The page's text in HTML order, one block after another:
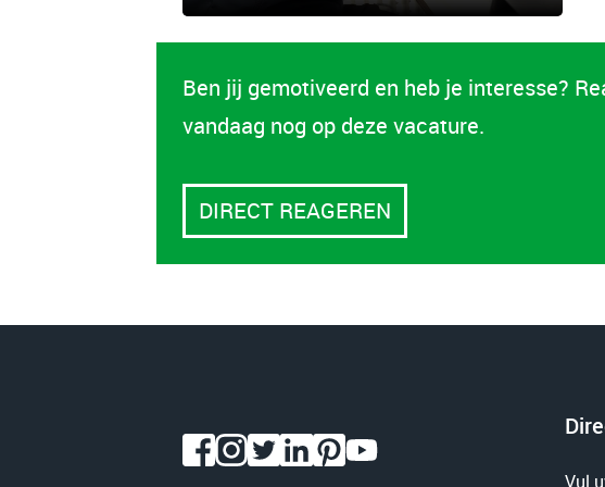
Ben jij gemotiveerd en heb je interesse?
vandaag nog op deze vacature.
DIRECT REAGEREN
Vul